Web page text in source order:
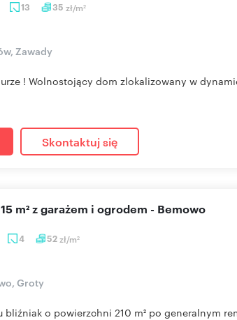
13 35 zł/m2
Zawady
! Wolnostojący dom zlokalizowany w
Skontaktuj się
4 52zł/m2
m² z garażem i ogrodem - Bemowo
Groty
bliźniak o powierzchni 210 m² po generalnym